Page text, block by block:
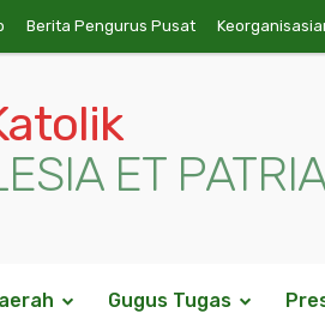
Berita Pengurus Pusat
ET
Gugus Tugas